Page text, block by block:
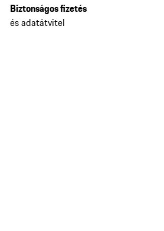
Biztonságos fizetés
és adatátvitel